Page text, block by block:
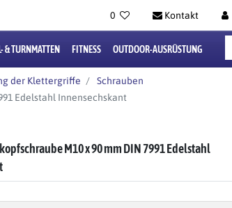
0 Kontakt
& TURNMATTEN FITNESS OUTDOOR-AUSRÜSTUNG
der Klettergriffe
Schrauben
Edelstahl Innensechskant
M10 x 90 mm DIN 7991 Edelstahl